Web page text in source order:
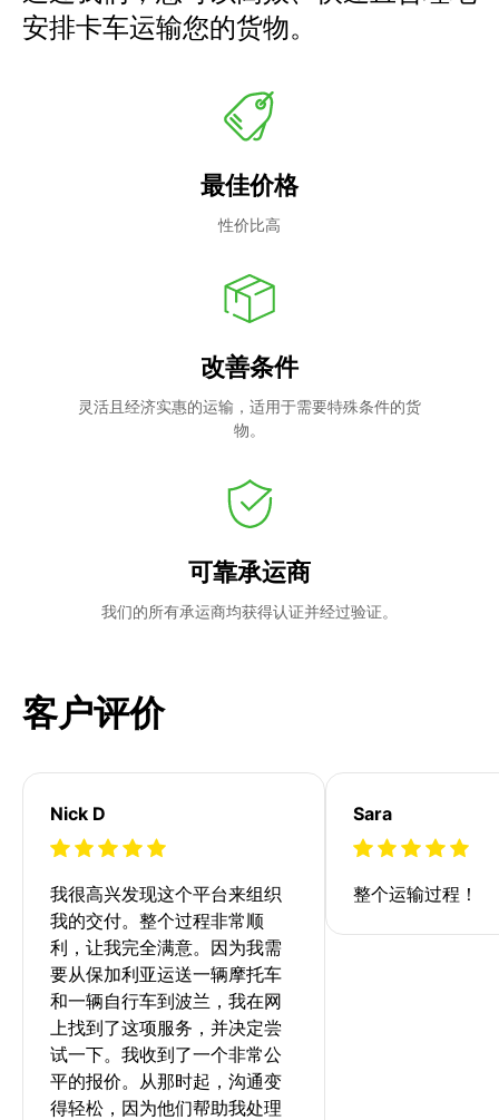
安排卡车运输您的货物。
最佳价格
性价比高
改善条件
灵活且经济实惠的运输，适用于需要特殊条件的货
物。
可靠承运商
我们的所有承运商均获得认证并经过验证。
客户评价
Nick D
我很高兴发现这个平台来组织
我的交付。整个过程非常顺
利，让我完全满意。因为我需
要从保加利亚运送一辆摩托车
和一辆自行车到波兰，我在网
上找到了这项服务，并决定尝
试一下。我收到了一个非常公
平的报价。从那时起，沟通变
得轻松，因为他们帮助我处理
Sara
整个运输过程！